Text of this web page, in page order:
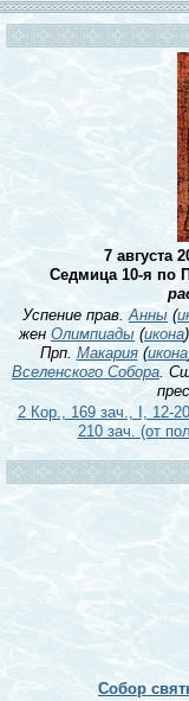
7 августа
Седмица 10-я по
Успение прав.Анны (
жен Олимпиады (икона
Прп.Макария(икона
Вселенского Собора.
2 Кор., 169 зач., I, 12-
210 зач. (от
Собор